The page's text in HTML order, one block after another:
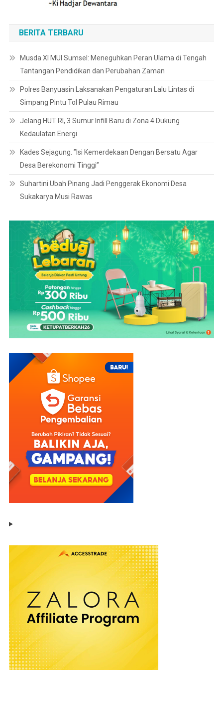
BERITA TERBARU
Musda XI MUI Sumsel: Meneguhkan Peran Ulama di Tengah
Tantangan Pendidikan dan Perubahan Zaman
Polres Banyuasin Laksanakan Pengaturan Lalu Lintas di
Simpang Pintu Tol Pulau Rimau
Jelang HUT RI, 3 Sumur Infill Baru di Zona 4 Dukung
Kedaulatan Energi
Kades Sejagung. ”Isi Kemerdekaan Dengan Bersatu Agar
Desa Berekonomi Tinggi”
Suhartini Ubah Pinang Jadi Penggerak Ekonomi Desa
Sukakarya Musi Rawas